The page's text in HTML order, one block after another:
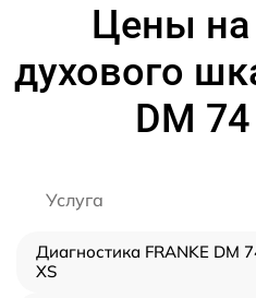
Цены
духового
DM
Услуга
Диагностика FRANKE DM
XS